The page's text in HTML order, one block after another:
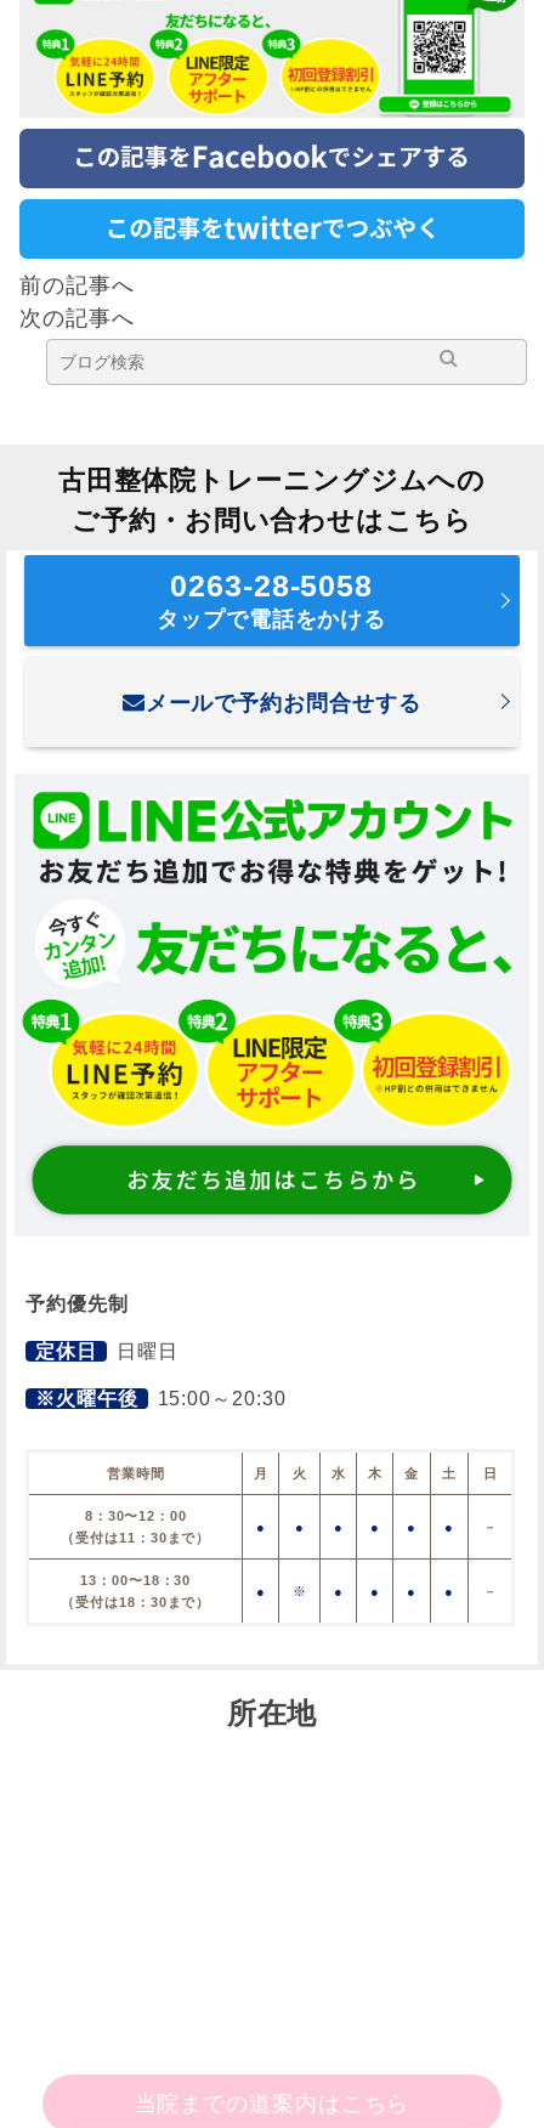
前の記事へ
次の記事へ
古田整体院トレーニングジムへの
ご予約・お問い合わせはこちら
0263-28-5058
タップで電話をかける
メールで予約お問合せする
予約優先制
定休日 日曜日
※火曜午後 15:00～20:30
営業時間 月 火 水 木 金 土 日
8：30〜12：00
（受付は11：30まで）
● ● ● ● ● ● －
13：00〜18：30
（受付は18：30まで）
● ※ ● ● ● ● －
所在地
当院までの道案内はこちら